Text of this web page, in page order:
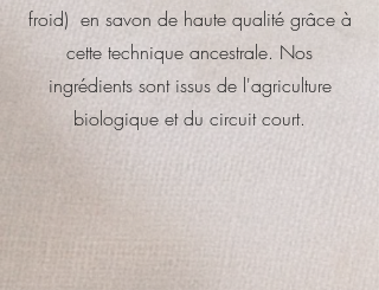
froid) en savon de haute qualité grâce à
cette technique ancestrale. Nos
ingrédients sont issus de l'agriculture
biologique et du circuit court.